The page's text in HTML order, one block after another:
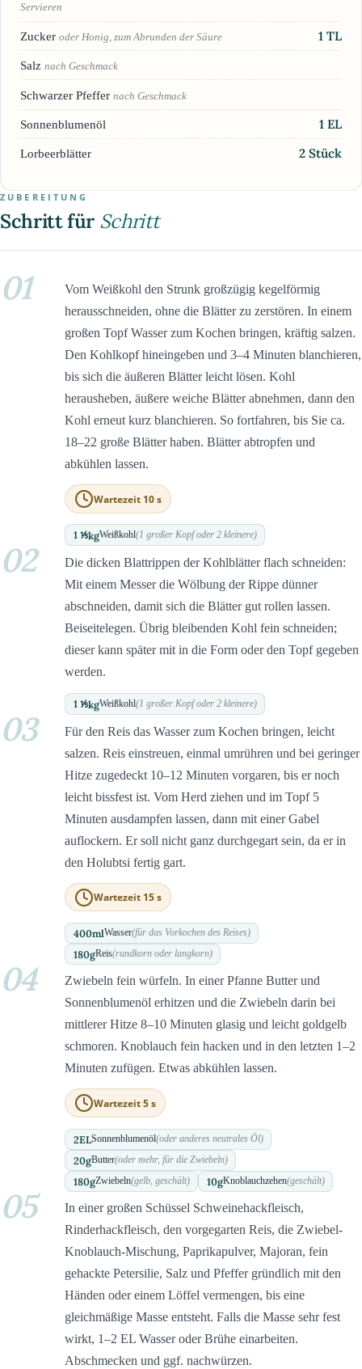
Servieren
Zucker oder Honig, zum Abrunden der Säure 1 TL
Salz nach Geschmack
Schwarzer Pfeffer nach Geschmack
Sonnenblumenöl 1 EL
Lorbeerblätter 2 Stück
ZUBEREITUNG
Schritt für Schritt
01
Vom Weißkohl den Strunk großzügig kegelförmig
herausschneiden, ohne die Blätter zu zerstören. In einem
großen Topf Wasser zum Kochen bringen, kräftig salzen.
Den Kohlkopf hineingeben und 3–4 Minuten blanchieren,
bis sich die äußeren Blätter leicht lösen. Kohl
herausheben, äußere weiche Blätter abnehmen, dann den
Kohl erneut kurz blanchieren. So fortfahren, bis Sie ca.
18–22 große Blätter haben. Blätter abtropfen und
abkühlen lassen.
Wartezeit 10 s
1 ⅕kgWeißkohl(1 großer Kopf oder 2 kleinere)
02
Die dicken Blattrippen der Kohlblätter flach schneiden:
Mit einem Messer die Wölbung der Rippe dünner
abschneiden, damit sich die Blätter gut rollen lassen.
Beiseitelegen. Übrig bleibenden Kohl fein schneiden;
dieser kann später mit in die Form oder den Topf gegeben
werden.
1 ⅕kgWeißkohl(1 großer Kopf oder 2 kleinere)
03
Für den Reis das Wasser zum Kochen bringen, leicht
salzen. Reis einstreuen, einmal umrühren und bei geringer
Hitze zugedeckt 10–12 Minuten vorgaren, bis er noch
leicht bissfest ist. Vom Herd ziehen und im Topf 5
Minuten ausdampfen lassen, dann mit einer Gabel
auflockern. Er soll nicht ganz durchgegart sein, da er in
den Holubtsi fertig gart.
Wartezeit 15 s
400mlWasser(für das Vorkochen des Reises)
180gReis(rundkorn oder langkorn)
04
Zwiebeln fein würfeln. In einer Pfanne Butter und
Sonnenblumenöl erhitzen und die Zwiebeln darin bei
mittlerer Hitze 8–10 Minuten glasig und leicht goldgelb
schmoren. Knoblauch fein hacken und in den letzten 1–2
Minuten zufügen. Etwas abkühlen lassen.
Wartezeit 5 s
2ELSonnenblumenöl(oder anderes neutrales Öl)
20gButter(oder mehr, für die Zwiebeln)
180gZwiebeln(gelb, geschält) 10gKnoblauchzehen(geschält)
05
In einer großen Schüssel Schweinehackfleisch,
Rinderhackfleisch, den vorgegarten Reis, die Zwiebel-
Knoblauch-Mischung, Paprikapulver, Majoran, fein
gehackte Petersilie, Salz und Pfeffer gründlich mit den
Händen oder einem Löffel vermengen, bis eine
gleichmäßige Masse entsteht. Falls die Masse sehr fest
wirkt, 1–2 EL Wasser oder Brühe einarbeiten.
Abschmecken und ggf. nachwürzen.